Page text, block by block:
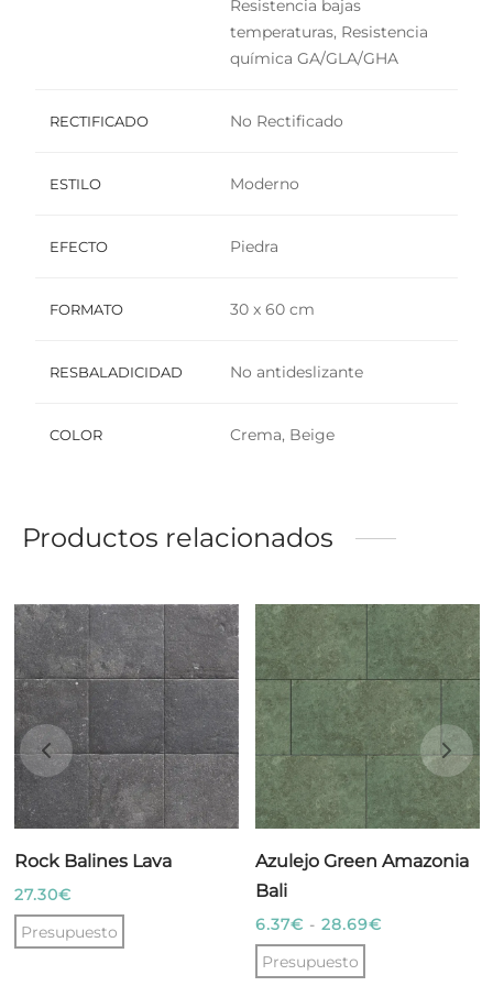
Resistencia bajas
temperaturas, Resistencia
química GA/GLA/GHA
RECTIFICADO No Rectificado
ESTILO Moderno
EFECTO Piedra
FORMATO 30 x 60 cm
RESBALADICIDAD No antideslizante
COLOR Crema, Beige
Productos relacionados
Rock Balines Lava
27.30€
Presupuesto
Azulejo Green Amazonia
Bali
6.37€ - 28.69€Rango
Presupuesto